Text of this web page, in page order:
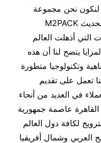
لنكون نحن مجموعة
التي أذهلت العالم
يتضح لنا أن هذه
وتكنولوجيا متطورة
تعمل على تقديم
في العديد من أنحاء
عاصمة جمهورية
لكافة دول العالم
العربي وشمال أفريقيا